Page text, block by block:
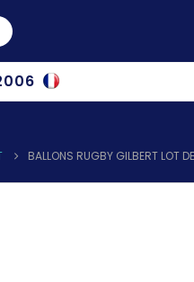
BALLONS RUGBY GILBERT LOT